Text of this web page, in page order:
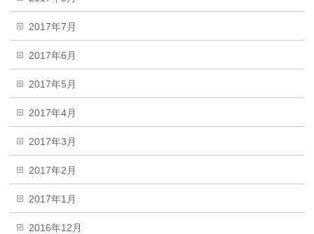
2017年7月
2017年6月
2017年5月
2017年4月
2017年3月
2017年2月
2017年1月
2016年12月